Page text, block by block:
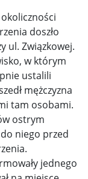
doszło
ul. Związkowej.
w którym
ustalili
mężczyzna
tam osobami.
ostrym
niego przed
jednego